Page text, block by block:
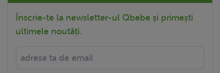
Înscrie-te la newsletter-ul Qbebe și primești
ultimele noutăți.